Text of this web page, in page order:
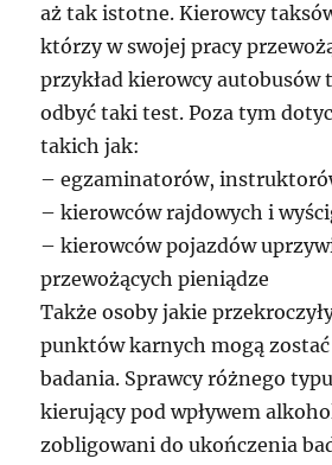
aż tak istotne. Kierowcy
którzy w swojej pracy
przykład kierowcy autobusów
odbyć taki test. Poza tym
takich jak:
– egzaminatorów,
– kierowców rajdowych i
– kierowców pojazdów
przewożących pieniądze
Także osoby jakie
punktów karnych mogą
badania. Sprawcy różnego
kierujący pod wpływem
zobligowani do ukończenia